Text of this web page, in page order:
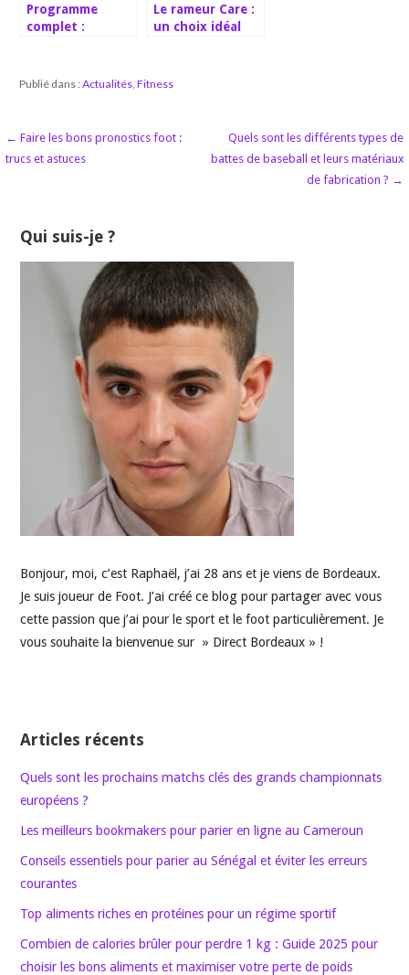
Programme
complet :
mouvements
Le rameur Care :
un choix idéal
Publié dans :Actualités, Fitness
Navigation
← Faire les bons pronostics foot :
trucs et astuces
Quels sont les différents types de
battes de baseball et leurs matériaux
de fabrication ? →
Qui suis-je ?
Bonjour, moi, c’est Raphaël, j’ai 28 ans et je viens de Bordeaux.
Je suis joueur de Foot. J’ai créé ce blog pour partager avec vous
cette passion que j’ai pour le sport et le foot particulièrement. Je
vous souhaite la bienvenue sur » Direct Bordeaux » !
Articles récents
Quels sont les prochains matchs clés des grands championnats
européens ?
Les meilleurs bookmakers pour parier en ligne au Cameroun
Conseils essentiels pour parier au Sénégal et éviter les erreurs
courantes
Top aliments riches en protéines pour un régime sportif
Combien de calories brûler pour perdre 1 kg : Guide 2025 pour
choisir les bons aliments et maximiser votre perte de poids